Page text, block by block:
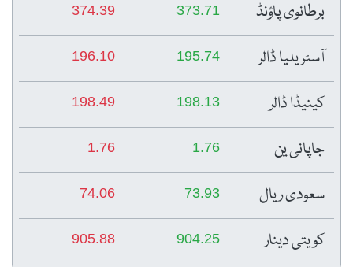
برطانوی پاؤنڈ 373.71
374.39
آسٹریلیا ڈالر 195.74
196.10
کینیڈا ڈالر 198.13
198.49
جاپانی ین 1.76
1.76
سعودی ریال 73.93
74.06
کویتی دینار 904.25
905.88